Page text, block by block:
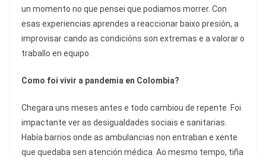
un momento no que pensei que podiamos morrer. Con
esas experiencias aprendes a reaccionar baixo presión, a
improvisar cando as condicións son extremas e a valorar o
traballo en equipo.
Como foi vivir a pandemia en Colombia?
Chegara uns meses antes e todo cambiou de repente. Foi
impactante ver as desigualdades sociais e sanitarias.
Había barrios onde as ambulancias non entraban e xente
que quedaba sen atención médica. Ao mesmo tempo, tiña